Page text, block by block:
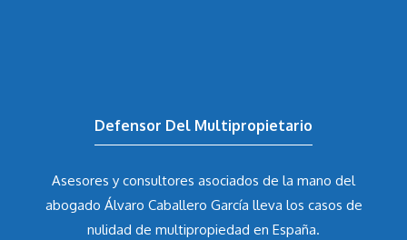
Defensor Del Multipropietario
Asesores y consultores asociados de la mano del
abogado Álvaro Caballero García lleva los casos de
nulidad de multipropiedad en España.